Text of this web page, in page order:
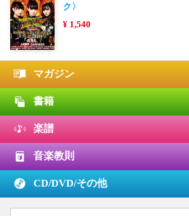
ク〉
¥ 1,540
マガジン
書籍
楽譜
音楽教則
CD/DVD/その他